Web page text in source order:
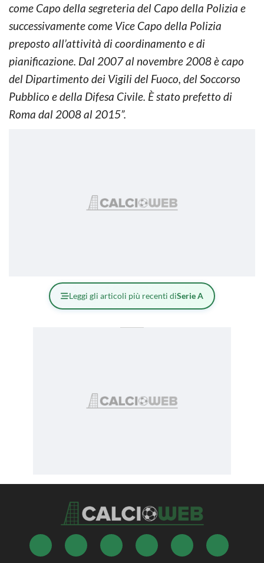
come Capo della segreteria del Capo della Polizia e
successivamente come Vice Capo della Polizia
preposto all’attività di coordinamento e di
pianificazione. Dal 2007 al novembre 2008 è capo
del Dipartimento dei Vigili del Fuoco, del Soccorso
Pubblico e della Difesa Civile. È stato prefetto di
Roma dal 2008 al 2015”.
Leggi gli articoli più recenti diSerie A